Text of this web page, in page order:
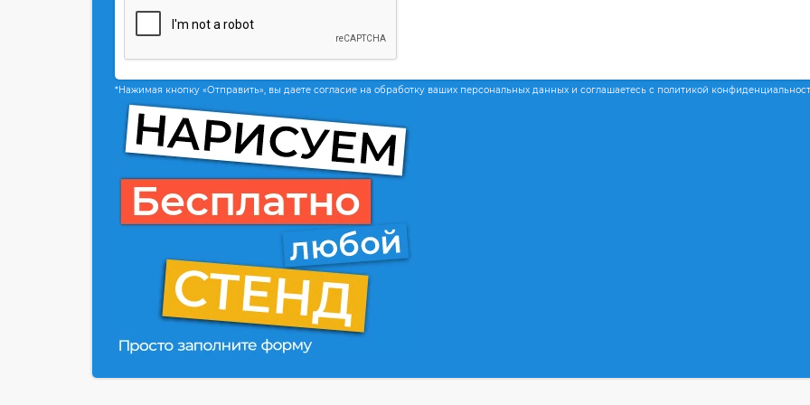
*Нажимая кнопку «Отправить», вы даете согласие на обработку ваших персональных данных и соглашаетесь с политикой